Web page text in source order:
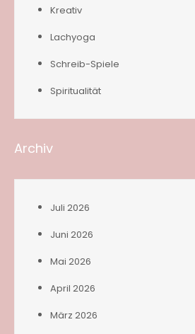
Kreativ
Lachyoga
Schreib-Spiele
Spiritualität
Archiv
Juli 2026
Juni 2026
Mai 2026
April 2026
März 2026